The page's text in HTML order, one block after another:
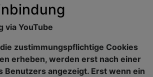
via YouTube
zustimmungspflichtige Cookies
erheben, werden erst nach einer
Benutzers angezeigt. Erst wenn ein